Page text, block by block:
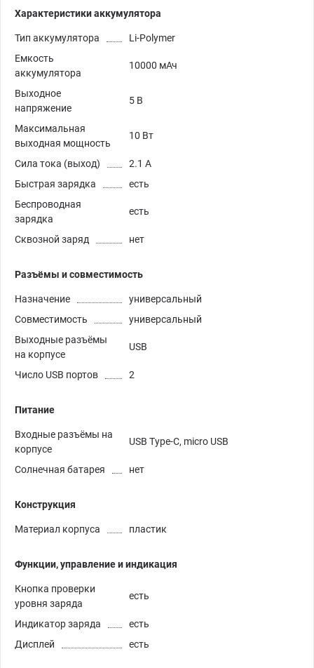
Характеристики аккумулятора
Тип аккумулятора
Li-Polymer
Емкость
аккумулятора
10000 мАч
Выходное
напряжение
5 В
Максимальная
выходная мощность
10 Вт
Сила тока (выход)
2.1 А
Быстрая зарядка
есть
Беспроводная
зарядка
есть
Сквозной заряд нет
Разъёмы и совместимость
Назначение
универсальный
Совместимость
универсальный
Выходные разъёмы
на корпусе
USB
Число USB портов 2
Питание
Входные разъёмы на
корпусе
USB Type-C, micro USB
Солнечная батарея нет
Конструкция
Материал корпуса пластик
Функции, управление и индикация
Кнопка проверки
уровня заряда
есть
Индикатор заряда
есть
Дисплей
есть